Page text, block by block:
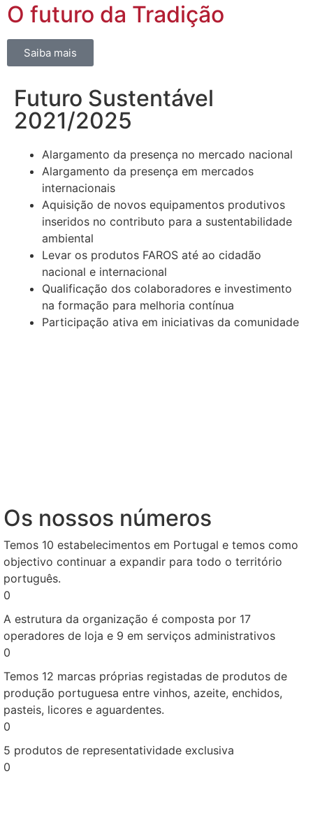
O futuro da Tradição
Saiba mais
Futuro Sustentável
2021/2025
Alargamento da presença no mercado nacional​
Alargamento da presença em mercados
internacionais
Aquisição de novos equipamentos produtivos
inseridos no contributo para a sustentabilidade
ambiental
Levar os produtos FAROS até ao cidadão
nacional e internacional​
Qualificação dos colaboradores e investimento
na formação para melhoria contínua
Participação ativa em iniciativas da comunidade
Os nossos números
Temos 10 estabelecimentos em Portugal e temos como
objectivo continuar a expandir para todo o território
português.
0
A estrutura da organização é composta por 17
operadores de loja e 9 em serviços administrativos
0
Temos 12 marcas próprias registadas de produtos de
produção portuguesa entre vinhos, azeite, enchidos,
pasteis, licores e aguardentes.
0
5 produtos de representatividade exclusiva
0